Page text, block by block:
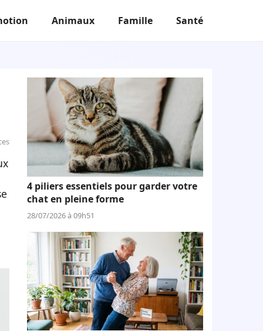
Animaux Famille Santé
4 piliers essentiels pour garder votre
chat en pleine forme
28/07/2026 à 09h51